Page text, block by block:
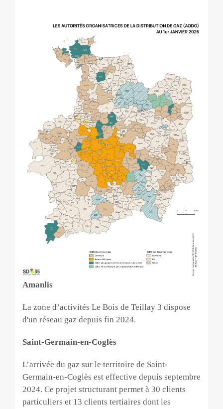
Amanlis
La zone d’activités Le Bois de Teillay 3 dispose
d'un réseau gaz depuis fin 2024.
Saint-Germain-en-Coglès
L’arrivée du gaz sur le territoire de Saint-
Germain-en-Coglès est effective depuis septembre
2024. Ce projet structurant permet à 30 clients
particuliers et 13 clients tertiaires dont les